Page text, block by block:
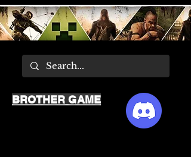
BROTHER GAME